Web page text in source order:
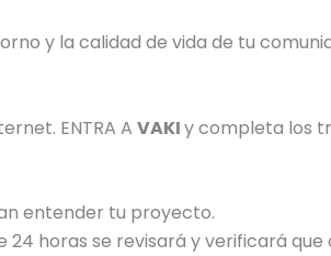
y la calidad de vida de tu
ENTRA A VAKIy completa los
entender tu proyecto.
horas se revisará y verificará